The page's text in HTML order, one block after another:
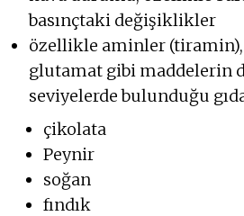
basınçtaki değişiklikler
özellikle aminler
glutamat gibi maddelerin
seviyelerde bulunduğu
çikolata
Peynir
soğan
fındık